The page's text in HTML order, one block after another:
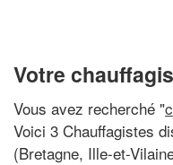
Votre
Vous avez recherché "
Voici 3 Chauffagistes
(Bretagne, Ille-et-